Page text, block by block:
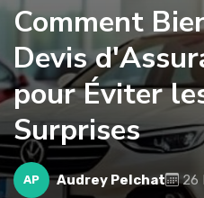
Comment
Devis
pour Éviter
Surprises
AP Audrey Pelchat
26